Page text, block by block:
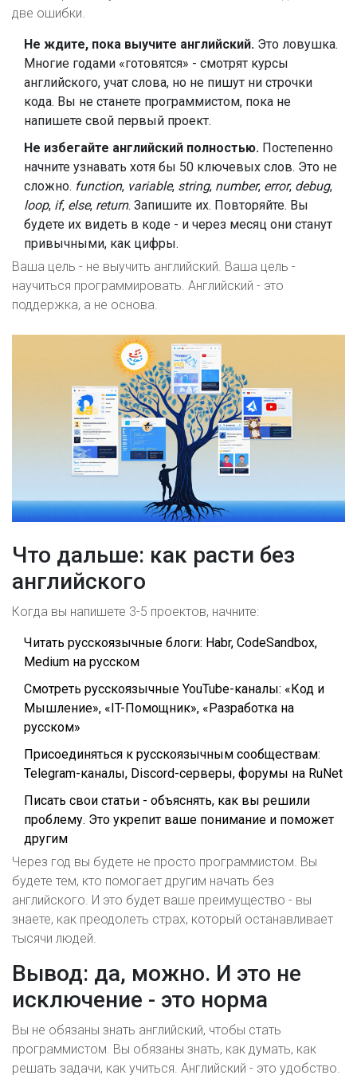
две ошибки.
Не ждите, пока выучите английский. Это ловушка.
Многие годами «готовятся» - смотрят курсы
английского, учат слова, но не пишут ни строчки
кода. Вы не станете программистом, пока не
напишете свой первый проект.
Не избегайте английский полностью. Постепенно
начните узнавать хотя бы 50 ключевых слов. Это не
сложно. function, variable, string, number, error, debug,
loop, if, else, return. Запишите их. Повторяйте. Вы
будете их видеть в коде - и через месяц они станут
привычными, как цифры.
Ваша цель - не выучить английский. Ваша цель -
научиться программировать. Английский - это
поддержка, а не основа.
Что дальше: как расти без
английского
Когда вы напишете 3-5 проектов, начните:
Читать русскоязычные блоги: Habr, CodeSandbox,
Medium на русском
Смотреть русскоязычные YouTube-каналы: «Код и
Мышление», «IT-Помощник», «Разработка на
русском»
Присоединяться к русскоязычным сообществам:
Telegram-каналы, Discord-серверы, форумы на RuNet
Писать свои статьи - объяснять, как вы решили
проблему. Это укрепит ваше понимание и поможет
другим
Через год вы будете не просто программистом. Вы
будете тем, кто помогает другим начать без
английского. И это будет ваше преимущество - вы
знаете, как преодолеть страх, который останавливает
тысячи людей.
Вывод: да, можно. И это не
исключение - это норма
Вы не обязаны знать английский, чтобы стать
программистом. Вы обязаны знать, как думать, как
решать задачи, как учиться. Английский - это удобство.